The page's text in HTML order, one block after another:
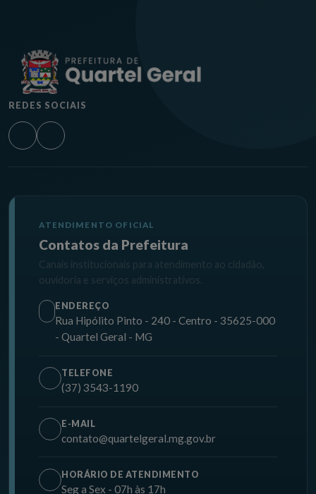
REDES SOCIAIS
ATENDIMENTO OFICIAL
Contatos da Prefeitura
Canais institucionais para atendimento ao cidadão,
ouvidoria e serviços administrativos.
ENDEREÇO
Rua Hipólito Pinto - 240 - Centro - 35625-000
- Quartel Geral - MG
TELEFONE
(37) 3543-1190
E-MAIL
contato@quartelgeral.mg.gov.br
HORÁRIO DE ATENDIMENTO
Seg a Sex - 07h às 17h